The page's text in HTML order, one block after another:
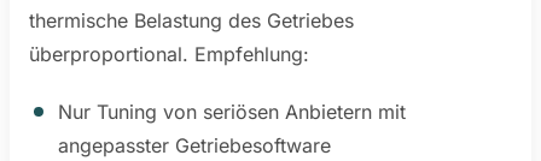
thermische Belastung des Getriebes
überproportional. Empfehlung:
Nur Tuning von seriösen Anbietern mit
angepasster Getriebesoftware